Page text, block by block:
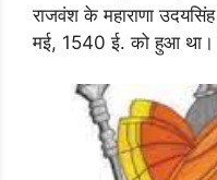
राजवंश के महाराणा
मई, 1540 ई. को हुआ था।